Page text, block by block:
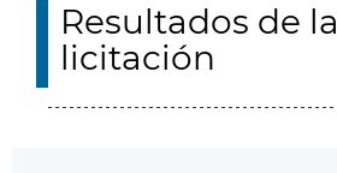
Resultados de la
licitación